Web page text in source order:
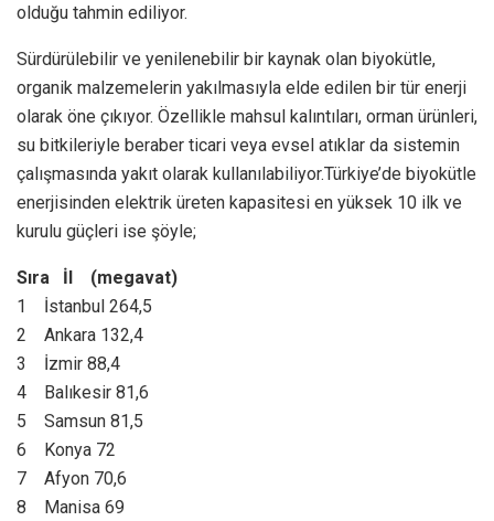
olduğu tahmin ediliyor.
Sürdürülebilir ve yenilenebilir bir kaynak olan biyokütle,
organik malzemelerin yakılmasıyla elde edilen bir tür enerji
olarak öne çıkıyor. Özellikle mahsul kalıntıları, orman ürünleri,
su bitkileriyle beraber ticari veya evsel atıklar da sistemin
çalışmasında yakıt olarak kullanılabiliyor.Türkiye’de biyokütle
enerjisinden elektrik üreten kapasitesi en yüksek 10 ilk ve
kurulu güçleri ise şöyle;
Sıra İl (megavat)
1 İstanbul 264,5
2 Ankara 132,4
3 İzmir 88,4
4 Balıkesir 81,6
5 Samsun 81,5
6 Konya 72
7 Afyon 70,6
8 Manisa 69